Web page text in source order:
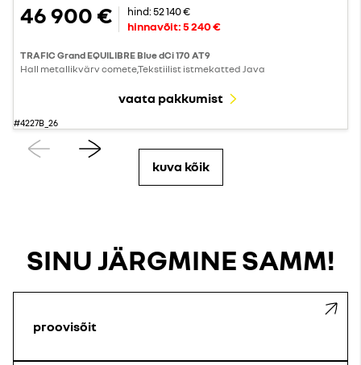
#4227B_26
46 900 € hind:52 140 €
hinnavõit:5 240 €
TRAFIC Grand EQUILIBRE Blue dCi 170 AT9
Hall metallikvärv comete,Tekstiilist istmekatted Java
vaata pakkumist
EelmineJärgmine
kuva kõik
SINU JÄRGMINE SAMM!
proovisõit